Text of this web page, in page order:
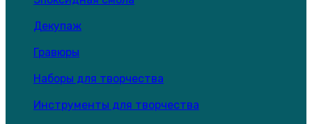
Декупаж
Гравюры
Наборы для творчества
Инструменты для творчества